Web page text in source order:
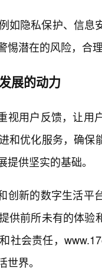
如隐私保护、信息
惕潜在的风险，合
展的动力
视用户反馈，让用
和优化服务，确保
供坚实的基础。
创新的数字生活平
供前所未有的体验
社会责任，
界。